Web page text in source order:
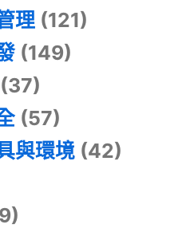
理(121)
(149)
(57)
與環境(42)